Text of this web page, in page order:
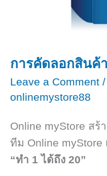
การคัดลอกสินค้
Leave a Comment /
onlinemystore88
Online myStore สร้
ทีม Online
“ทำ 1 ได้ถึง 20”